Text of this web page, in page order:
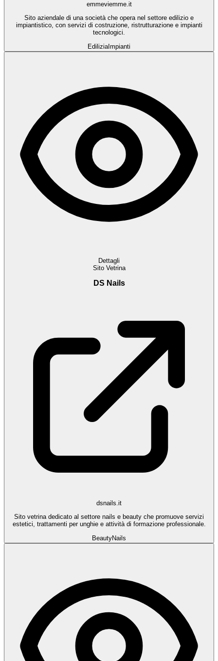
emmeviemme.it
Sito aziendale di una società che opera nel settore edilizio e
impiantistico, con servizi di costruzione, ristrutturazione e impianti
tecnologici.
EdiliziaImpianti
Dettagli
Sito Vetrina
DS Nails
dsnails.it
Sito vetrina dedicato al settore nails e beauty che promuove servizi
estetici, trattamenti per unghie e attività di formazione professionale.
BeautyNails